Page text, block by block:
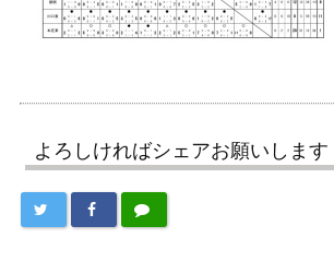
よろしければシェアお願いします